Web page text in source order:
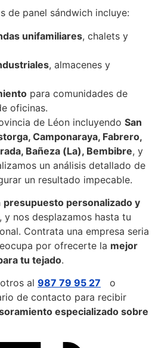
de panel sándwich incluye:
unifamiliares, chalets y
, almacenes y
para comunidades de
oficinas.
de Léon incluyendo San
Camponaraya, Fabrero,
Bañeza (La), Bembibre, y
un análisis detallado de
un resultado impecable.
presupuesto personalizado y
y nos desplazamos hasta tu
Contrata una empresa seria
por ofrecerte la mejor
tu tejado.
al 987 79 95 27 o
de contacto para recibir
especializado sobre